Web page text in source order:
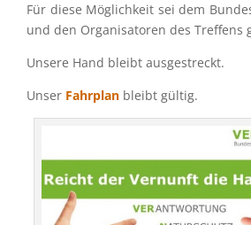
Für diese Möglich­keit sei dem
und den Organi­sa­to­ren des Treffens
Unsere Hand bleibt ausgestreckt.
Unser Fahrplan bleibt gültig.